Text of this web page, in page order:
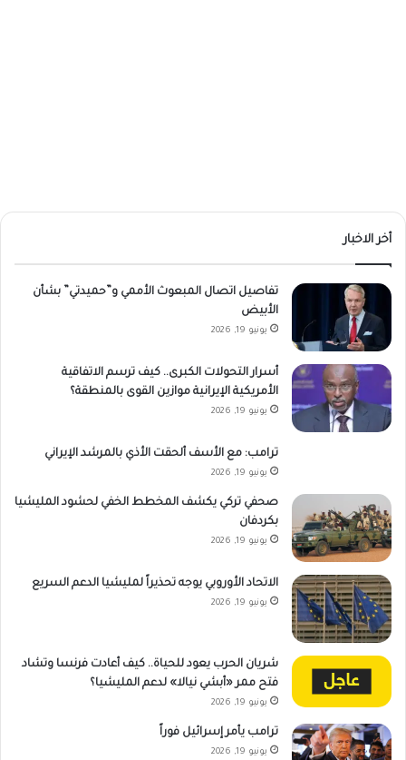
أخر الاخبار
تفاصيل اتصال المبعوث الأممي و”حميدتي” بشأن
الأبيض
يونيو 19, 2026
أسرار التحولات الكبرى.. كيف ترسم الاتفاقية
الأمريكية الإيرانية موازين القوى بالمنطقة؟
يونيو 19, 2026
ترامب: مع الأسف ألحقت الأذي بالمرشد الإيراني
يونيو 19, 2026
صحفي تركي يكشف المخطط الخفي لحشود المليشيا
بكردفان
يونيو 19, 2026
الاتحاد الأوروبي يوجه تحذيراً لمليشيا الدعم السريع
يونيو 19, 2026
شريان الحرب يعود للحياة.. كيف أعادت فرنسا وتشاد
فتح ممر «أبشي نيالا» لدعم المليشيا؟
يونيو 19, 2026
ترامب يأمر إسرائيل فوراً
يونيو 19, 2026